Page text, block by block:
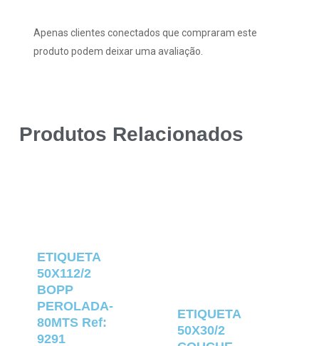
Apenas clientes conectados que compraram este
produto podem deixar uma avaliação.
Produtos Relacionados
ETIQUETA
50X112/2
BOPP
PEROLADA-
80MTS Ref:
9291
ETIQUETA
50X30/2